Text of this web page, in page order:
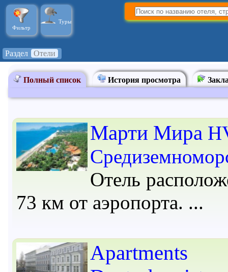
Фильтр
Туры
Раздел Отели
Полный список История просмотра
Марти Мира
Отель
73 км от аэропорта.
Apartments